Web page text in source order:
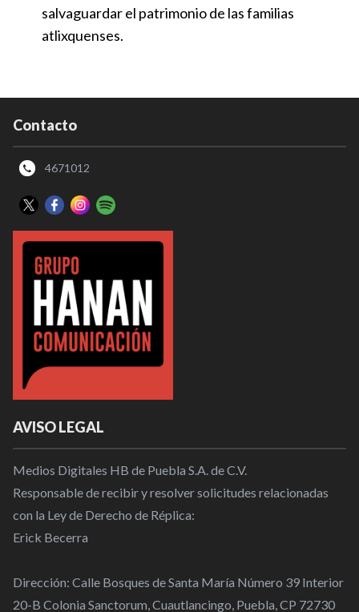
salvaguardar el patrimonio de las familias
atlixquenses.
Contacto
4671012
AVISO LEGAL
Medios Digitales HB de Puebla S.A. de C.V.
Responsable de recibir y resolver solicitudes relacionadas
con la Ley de Derecho de Réplica:
Erick Becerra
Dirección: Calle Bosques de Santa María Número 39 Interior
20-B Colonia Sanctorum, Cuautlancingo, Puebla, CP 72730